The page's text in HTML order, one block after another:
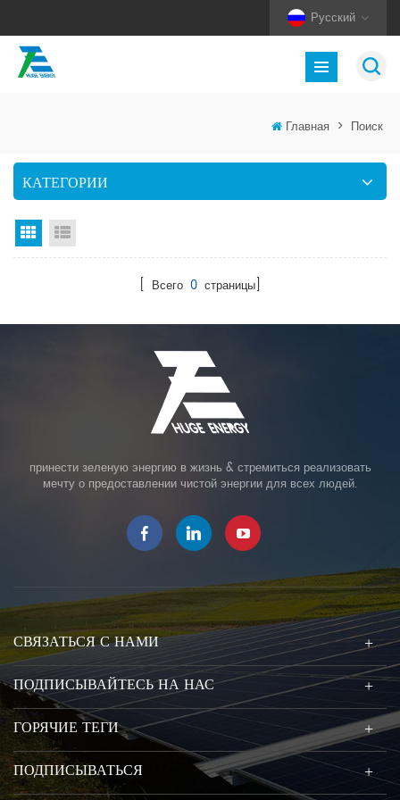
Русский
Главная > Поиск
КАТЕГОРИИ
Вид сетки
[ Всего 0 страницы]
принести зеленую энергию в жизнь & стремиться реализовать
мечту о предоставлении чистой энергии для всех людей.
СВЯЗАТЬСЯ С НАМИ
ПОДПИСЫВАЙТЕСЬ НА НАС
ГОРЯЧИЕ ТЕГИ
ПОДПИСЫВАТЬСЯ